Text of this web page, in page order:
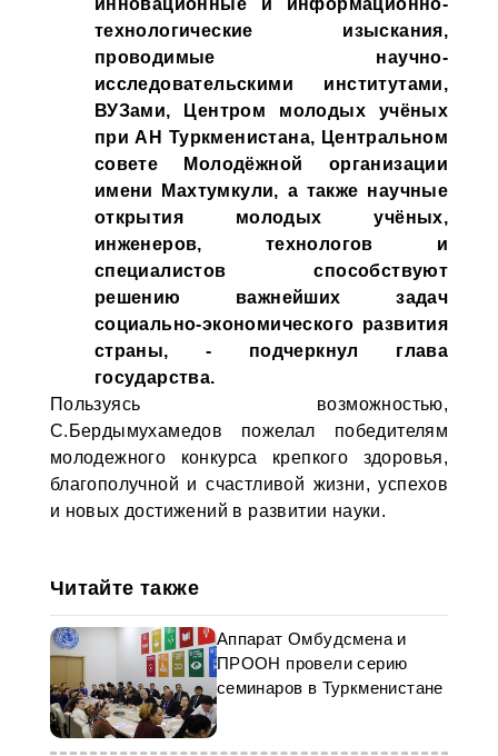
инновационные и информационно-
технологические изыскания,
проводимые научно-
исследовательскими институтами,
ВУЗами, Центром молодых учёных
при АН Туркменистана, Центральном
совете Молодёжной организации
имени Махтумкули, а также научные
открытия молодых учёных,
инженеров, технологов и
специалистов способствуют
решению важнейших задач
социально-экономического развития
страны, - подчеркнул глава
государства.
Пользуясь возможностью,
С.Бердымухамедов пожелал победителям
молодежного конкурса крепкого здоровья,
благополучной и счастливой жизни, успехов
и новых достижений в развитии науки.
Читайте также
Аппарат Омбудсмена и
ПРООН провели серию
семинаров в Туркменистане